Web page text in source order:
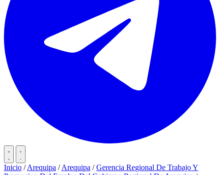
Inicio / Arequipa / Arequipa / Gerencia Regional De Trabajo Y